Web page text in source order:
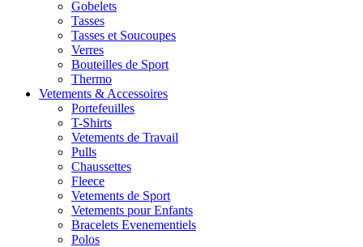
Gobelets
Tasses
Tasses et Soucoupes
Verres
Bouteilles de Sport
Thermo
Vetements & Accessoires
Portefeuilles
T-Shirts
Vetements de Travail
Pulls
Chaussettes
Fleece
Vetements de Sport
Vetements pour Enfants
Bracelets Evenementiels
Polos